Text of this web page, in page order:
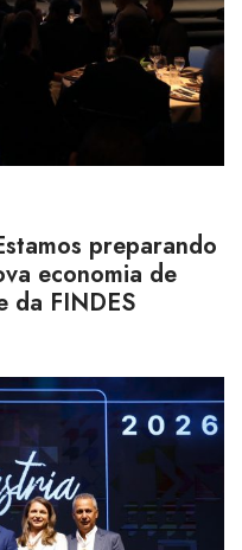
preparando
economia de
da FINDES